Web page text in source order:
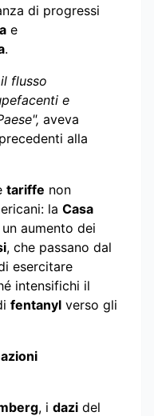
di progressi
e
.
flusso
e
aveva
alla
tariffe non
la Casa
aumento dei
, che passano dal
esercitare
intensifichi il
fentanyl verso gli
, i dazi del